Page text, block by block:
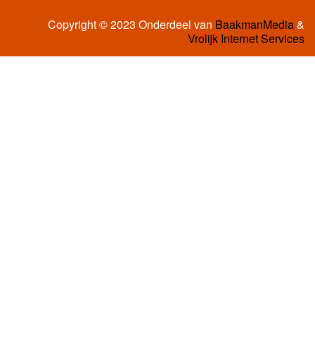
Copyright © 2023 Onderdeel van BaakmanMedia&
Vrolijk Internet Services